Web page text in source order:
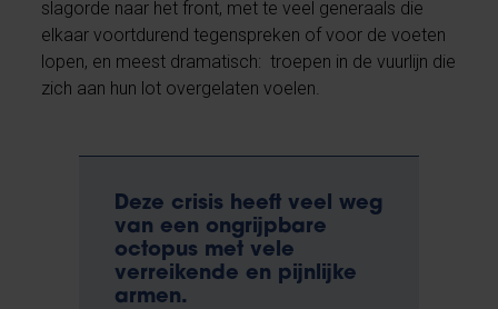
slagorde naar het front, met te veel generaals die
elkaar voortdurend tegenspreken of voor de voeten
lopen, en meest dramatisch: troepen in de vuurlijn die
zich aan hun lot overgelaten voelen.
Deze crisis heeft veel weg
van een ongrijpbare
octopus met vele
verreikende en pijnlijke
armen.